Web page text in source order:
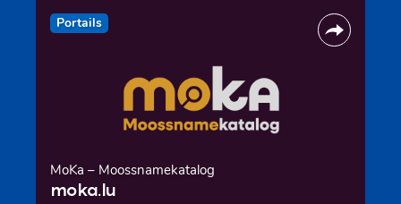
Portails
MoKa – Moossnamekatalog
moka.lu